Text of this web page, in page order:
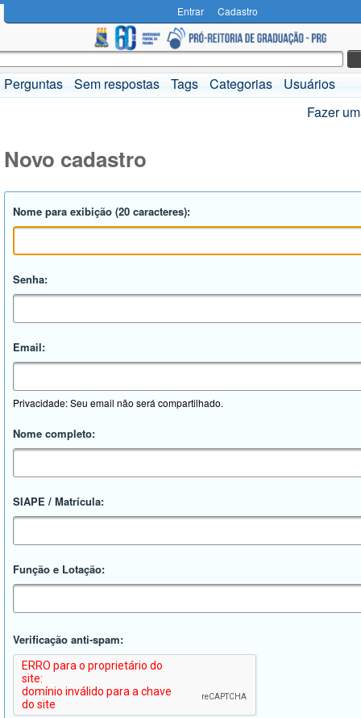
Entrar Cadastro
Perguntas Sem respostas Tags Categorias
Usuários
Fazer
Novo cadastro
Nome para exibição (20 caracteres):
Senha:
Email:
Privacidade: Seu email não será compartilhado.
Nome completo:
SIAPE / Matrícula:
Função e Lotação:
Verificação anti-spam: